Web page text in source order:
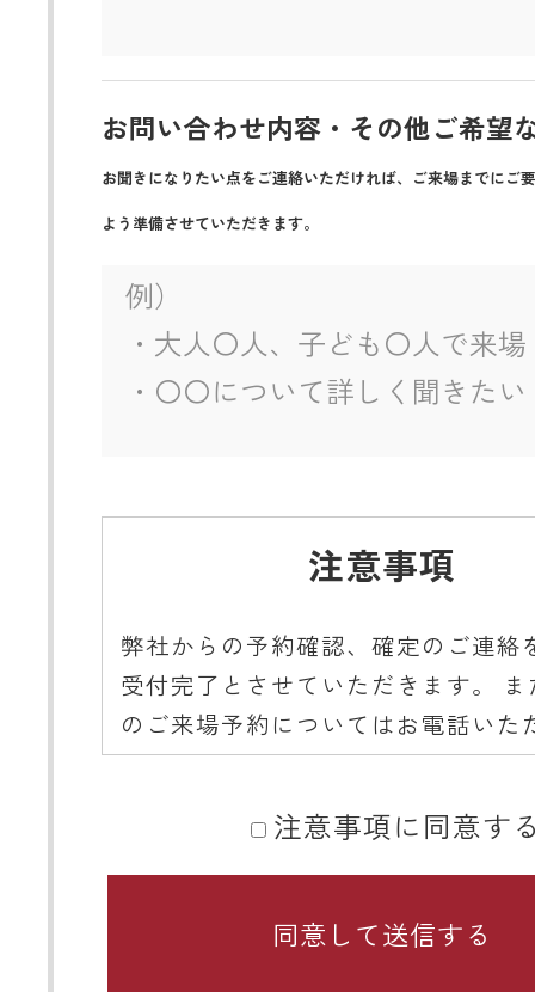
お問い合わせ内容・その他ご希望
お聞きになりたい点をご連絡いただければ、ご来場までにご
よう準備させていただきます。
注意事項
弊社からの予約確認、確定のご連絡
受付完了とさせていただきます。
のご来場予約についてはお電話いた
ようご協力をお願いいたします。
■ 携帯メールアドレスのドメイン
関するお願い
携帯メールのドメイン指定受信や、
をしている場合、当サイトからの予
注意事項に同意す